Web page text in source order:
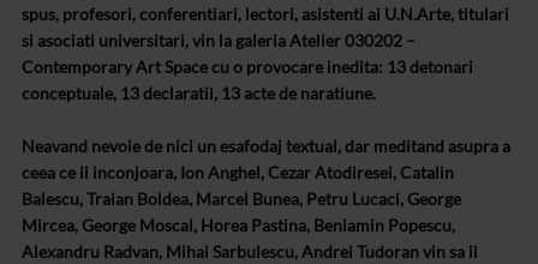
spus, profesori, conferentiari, lectori, asistenti ai U.N.Arte, titulari
si asociati universitari, vin la galeria Atelier 030202 –
Contemporary Art Space cu o provocare inedita: 13 detonari
conceptuale, 13 declaratii, 13 acte de naratiune.
Neavand nevoie de nici un esafodaj textual, dar meditand asupra a
ceea ce ii inconjoara, Ion Anghel, Cezar Atodiresei, Catalin
Balescu, Traian Boldea, Marcel Bunea, Petru Lucaci, George
Mircea, George Moscal, Horea Pastina, Beniamin Popescu,
Alexandru Radvan, Mihai Sarbulescu, Andrei Tudoran vin sa ii